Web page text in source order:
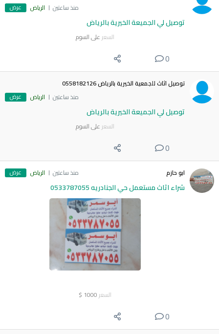
منذ ساعتين
الرياض عرض
توصيل لي الجميعة الخيرية بالرياض
السعر على السوم
0
توصيل اثاث للجمعية الخيرية بالرياض 0558182126
منذ ساعتين
الرياض عرض
توصيل لي الجميعة الخيرية بالرياض
السعر على السوم
0
ابو حازم منذ ساعتين الرياض عرض
شراء اثاث مستعمل حي الجنادريه 0533787055
السعر 1000
$
0